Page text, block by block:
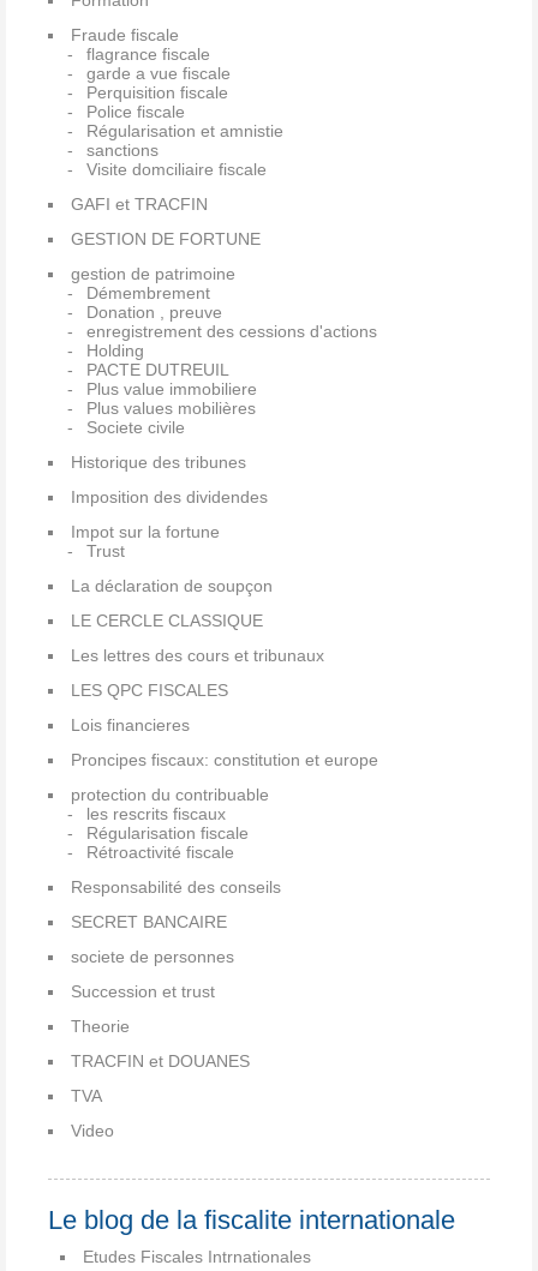
Fraude fiscale
flagrance fiscale
garde a vue fiscale
Perquisition fiscale
Police fiscale
Régularisation et amnistie
sanctions
Visite domciliaire fiscale
GAFI et TRACFIN
GESTION DE FORTUNE
gestion de patrimoine
Démembrement
Donation , preuve
enregistrement des cessions d'actions
Holding
PACTE DUTREUIL
Plus value immobiliere
Plus values mobilières
Societe civile
Historique des tribunes
Imposition des dividendes
Impot sur la fortune
Trust
La déclaration de soupçon
LE CERCLE CLASSIQUE
Les lettres des cours et tribunaux
LES QPC FISCALES
Lois financieres
Proncipes fiscaux: constitution et europe
protection du contribuable
les rescrits fiscaux
Régularisation fiscale
Rétroactivité fiscale
Responsabilité des conseils
SECRET BANCAIRE
societe de personnes
Succession et trust
Theorie
TRACFIN et DOUANES
TVA
Video
Le blog de la fiscalite internationale
Etudes Fiscales Intrnationales